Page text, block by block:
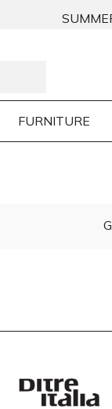
FURNITURE